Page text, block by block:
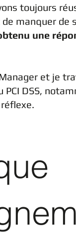
toujours
manquer
une
et je
DSS,